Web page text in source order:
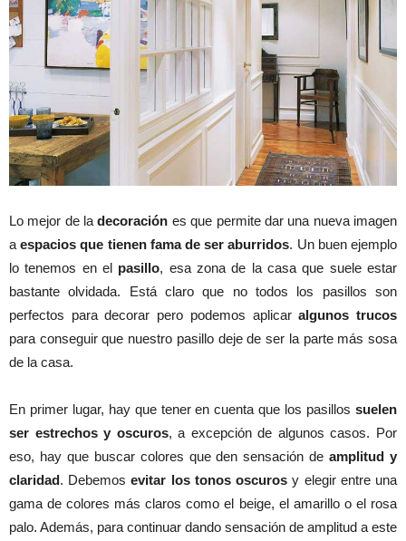
Lo mejor de ladecoración es que permite dar una nueva imagen
aespacios que tienen fama de ser aburridos. Un buen ejemplo
lo tenemos en el pasillo, esa zona de la casa que suele estar
bastante olvidada. Está claro que no todos los pasillos son
perfectos para decorar pero podemos aplicaralgunos trucos
para conseguir que nuestro pasillo deje de ser la parte más sosa
de la casa.
En primer lugar, hay que tener en cuenta que los pasillos suelen
ser estrechos y oscuros, a excepción de algunos casos. Por
eso, hay que buscar colores que den sensación deamplitud y
claridad. Debemosevitar los tonos oscuros y elegir entre una
gama de colores más claros como el beige, el amarillo o el rosa
palo. Además, para continuar dando sensación de amplitud a este